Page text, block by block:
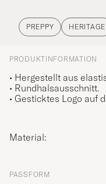
PREPPY HERITAGE
PRODUKTINFORMATION
• Hergestellt aus
• Rundhalsausschnitt.
• Gesticktes Logo auf
Material:
PASSFORM